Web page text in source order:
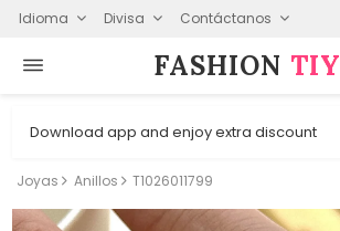
Idioma Divisa Contáctanos
FASHION⁠ TIY
Download app and enjoy extra discount
Joyas Anillos T1026011799